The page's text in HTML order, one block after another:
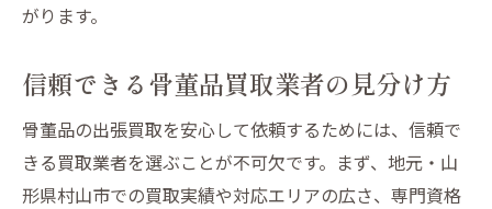
がります。
信頼できる骨董品買取業者の見分け方
骨董品の出張買取を安心して依頼するためには、信頼で
きる買取業者を選ぶことが不可欠です。まず、地元・山
形県村山市での買取実績や対応エリアの広さ、専門資格